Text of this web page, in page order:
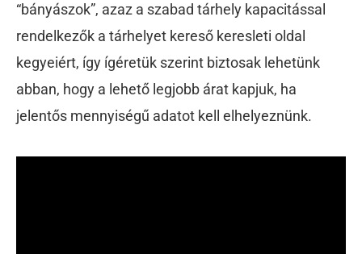
“bányászok”, azaz a szabad tárhely kapacitással
rendelkezők a tárhelyet kereső keresleti oldal
kegyeiért, így ígéretük szerint biztosak lehetünk
abban, hogy a lehető legjobb árat kapjuk, ha
jelentős mennyiségű adatot kell elhelyeznünk.